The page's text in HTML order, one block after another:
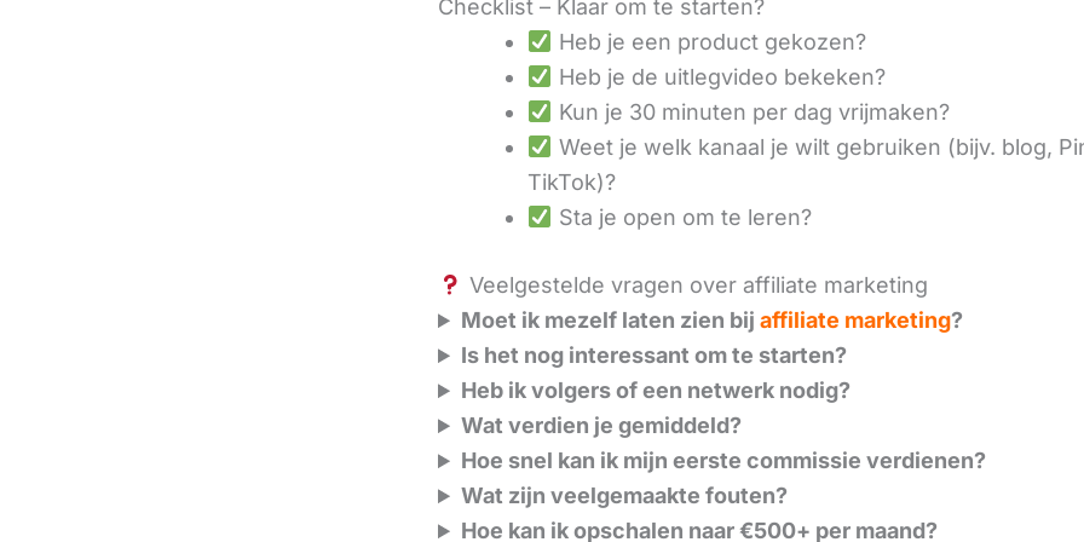
Checklist – Klaar om te starten?
Heb je een product gekozen?
Heb je de uitlegvideo bekeken?
Kun je 30 minuten per dag vrijmaken?
Weet je welk kanaal je wilt gebruiken (bijv. blog,
TikTok)?
Sta je open om te leren?
Veelgestelde vragen over affiliate marketing
Moet ik mezelf laten zien bijaffiliate marketing?
Is het nog interessant om te starten?
Heb ik volgers of een netwerk nodig?
Wat verdien je gemiddeld?
Hoe snel kan ik mijn eerste commissie verdienen?
Wat zijn veelgemaakte fouten?
Hoe kan ik opschalen naar €500+ per maand?